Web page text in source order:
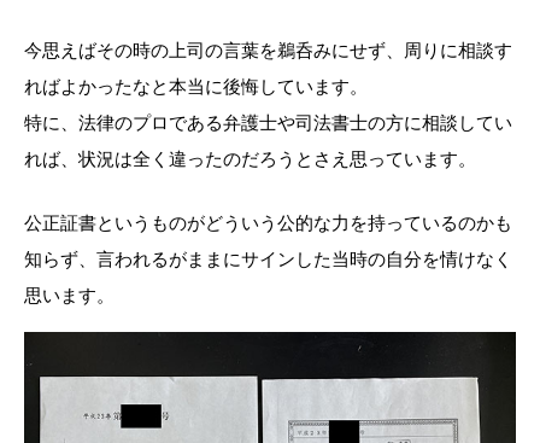
今思えばその時の上司の言葉を鵜呑みにせず、周りに相談す
ればよかったなと本当に後悔しています。
特に、法律のプロである弁護士や司法書士の方に相談してい
れば、状況は全く違ったのだろうとさえ思っています。
公正証書というものがどういう公的な力を持っているのかも
知らず、言われるがままにサインした当時の自分を情けなく
思います。